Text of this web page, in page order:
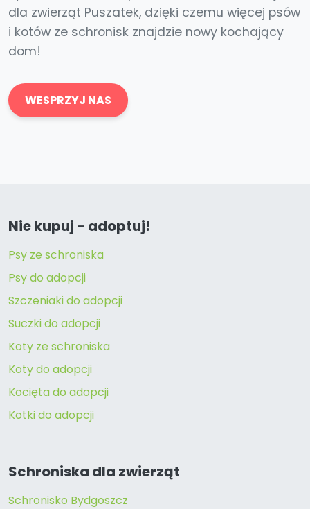
dla zwierząt Puszatek, dzięki czemu więcej psów
i kotów ze schronisk znajdzie nowy kochający
dom!
WESPRZYJ NAS
Nie kupuj - adoptuj!
Psy ze schroniska
Psy do adopcji
Szczeniaki do adopcji
Suczki do adopcji
Koty ze schroniska
Koty do adopcji
Kocięta do adopcji
Kotki do adopcji
Schroniska dla zwierząt
Schronisko Bydgoszcz